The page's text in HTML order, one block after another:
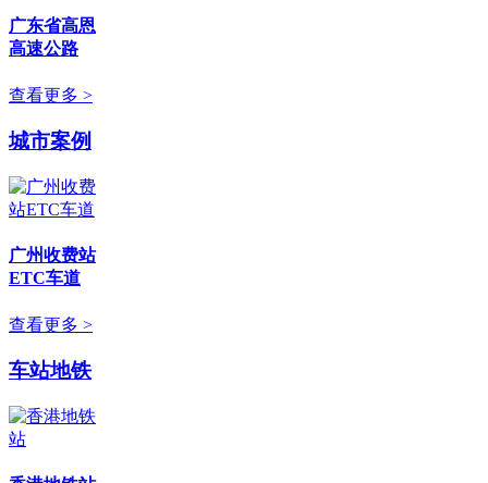
广东省高恩
高速公路
查看更多 >
城市案例
广州收费站
ETC车道
查看更多 >
车站地铁